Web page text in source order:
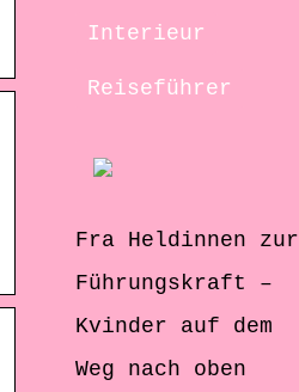
Interieur
Reiseführer
Fra Heldinnen zur
Führungskraft –
Kvinder auf dem
Weg nach oben